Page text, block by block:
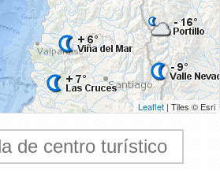
Leaflet | Tiles © Esri